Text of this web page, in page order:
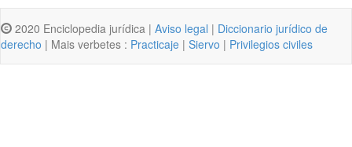
2020 Enciclopedia jurídica | Aviso legal | Diccionario jurídico de
derecho | Mais verbetes : Practicaje | Siervo | Privilegios civiles